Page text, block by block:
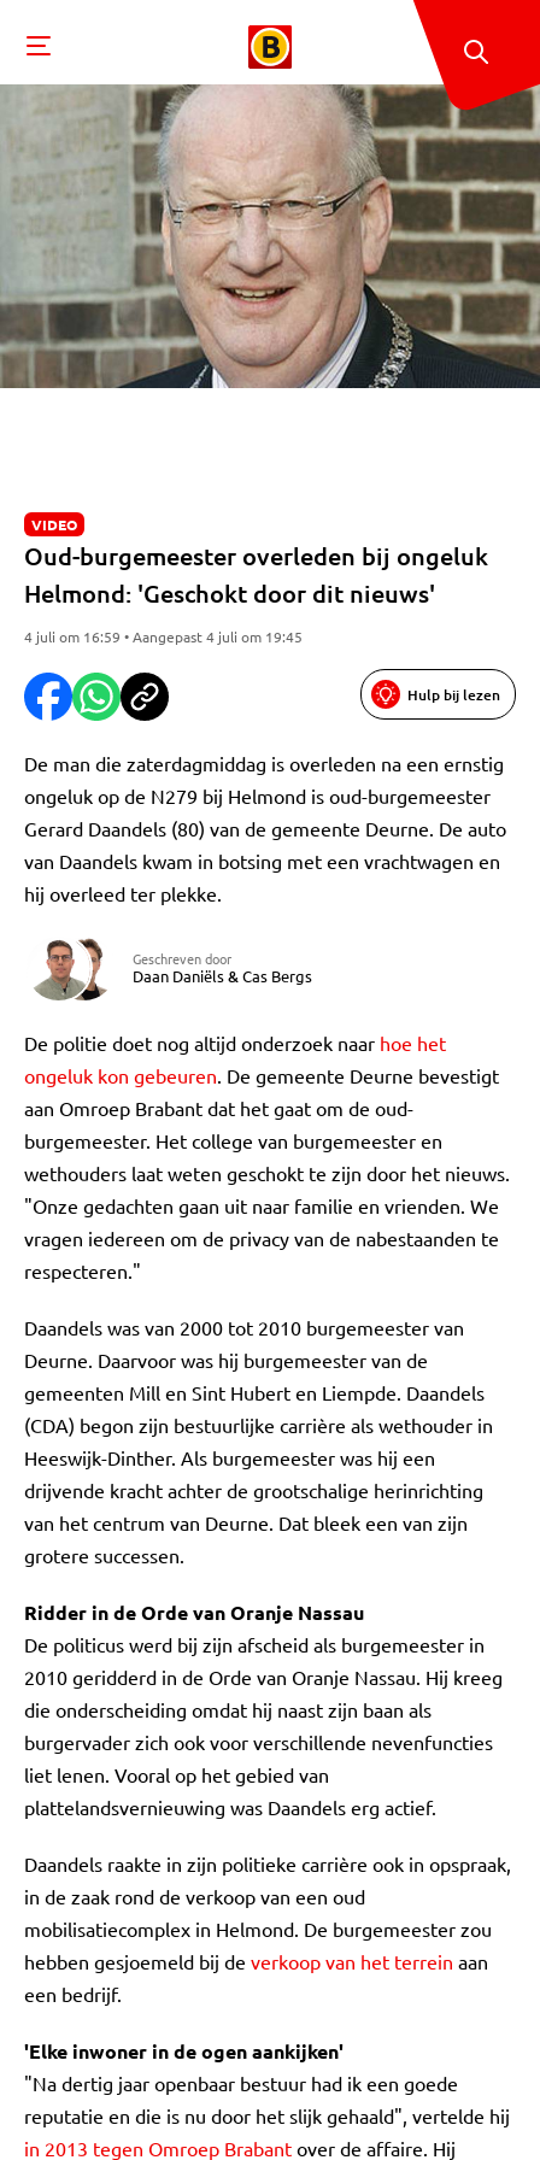
VIDEO
Oud-burgemeester overleden bij ongeluk
Helmond: 'Geschokt door dit nieuws'
4 juli om 16:59 • Aangepast 4 juli om 19:45
Hulp bij lezen
De man die zaterdagmiddag is overleden na een ernstig
ongeluk op de N279 bij Helmond is oud-burgemeester
Gerard Daandels (80) van de gemeente Deurne. De auto
van Daandels kwam in botsing met een vrachtwagen en
hij overleed ter plekke.
Geschreven door
Daan Daniëls&Cas Bergs
De politie doet nog altijd onderzoek naar hoe het
ongeluk kon gebeuren. De gemeente Deurne bevestigt
aan Omroep Brabant dat het gaat om de oud-
burgemeester. Het college van burgemeester en
wethouders laat weten geschokt te zijn door het nieuws.
"Onze gedachten gaan uit naar familie en vrienden. We
vragen iedereen om de privacy van de nabestaanden te
respecteren."
Daandels was van 2000 tot 2010 burgemeester van
Deurne. Daarvoor was hij burgemeester van de
gemeenten Mill en Sint Hubert en Liempde. Daandels
(CDA) begon zijn bestuurlijke carrière als wethouder in
Heeswijk-Dinther. Als burgemeester was hij een
drijvende kracht achter de grootschalige herinrichting
van het centrum van Deurne. Dat bleek een van zijn
grotere successen.
Ridder in de Orde van Oranje Nassau
De politicus werd bij zijn afscheid als burgemeester in
2010 geridderd in de Orde van Oranje Nassau. Hij kreeg
die onderscheiding omdat hij naast zijn baan als
burgervader zich ook voor verschillende nevenfuncties
liet lenen. Vooral op het gebied van
plattelandsvernieuwing was Daandels erg actief.
Daandels raakte in zijn politieke carrière ook in opspraak,
in de zaak rond de verkoop van een oud
mobilisatiecomplex in Helmond. De burgemeester zou
hebben gesjoemeld bij de verkoop van het terrein aan
een bedrijf.
'Elke inwoner in de ogen aankijken'
"Na dertig jaar openbaar bestuur had ik een goede
reputatie en die is nu door het slijk gehaald", vertelde hij
in 2013 tegen Omroep Brabant over de affaire. Hij